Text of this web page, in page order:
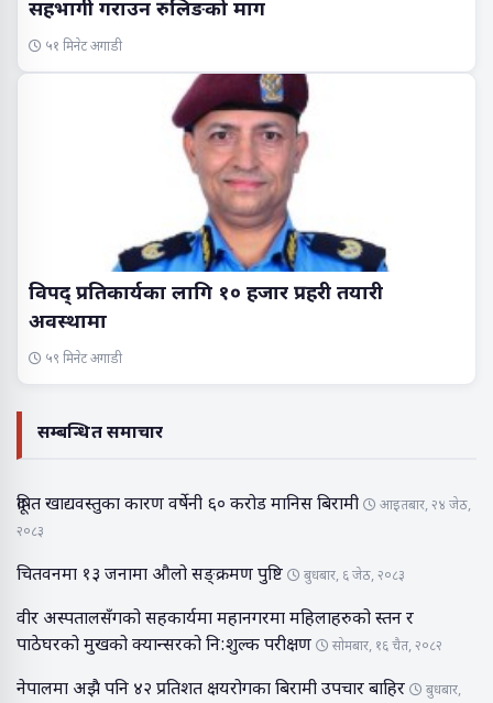
सहभागी गराउन रुलिङको माग
५१ मिनेट अगाडी
विपद् प्रतिकार्यका लागि १० हजार प्रहरी तयारी
अवस्थामा
५९ मिनेट अगाडी
सम्बन्धित समाचार
दूषित खाद्यवस्तुका कारण वर्षेनी ६० करोड मानिस बिरामी
आइतबार, २४ जेठ,
२०८३
चितवनमा १३ जनामा औलो सङ्क्रमण पुष्टि बुधबार, ६ जेठ, २०८३
वीर अस्पतालसँगको सहकार्यमा महानगरमा महिलाहरुको स्तन र
पाठेघरको मुखको क्यान्सरको नि:शुल्क परीक्षण
सोमबार, १६ चैत, २०८२
नेपालमा अझै पनि ४२ प्रतिशत क्षयरोगका बिरामी उपचार बाहिर
बुधबार,